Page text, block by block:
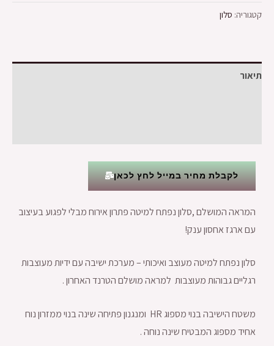
קטגוריה: סלון
תיאור
לקבלת מחיר במייל לחץ לכאן
המראה המושלם ,סלון נפתח למיטה פתרון אירוח מבלי לפגוע בעיצוב
עם ארגז אחסון ענק!
סלון נפתח למיטה מעוצב ואיכותי – מערכת ישיבה עם ידיות מעוצבות
רגליים גבוהות מעוצבות למראה מושלם הטרנד האחרון .
משטח הישיבה בנוי מספוג HR ומנגנון פתיחה שינה בנוי ממזרון נוח
אחיד מספוג המבטיח שינה נוחה .